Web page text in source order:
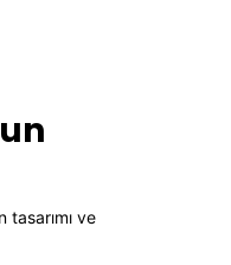
tasarımı ve